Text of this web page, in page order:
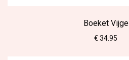
Boeket Vijge
€ 34.95